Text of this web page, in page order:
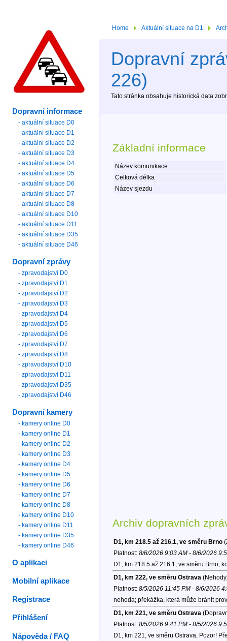
Home Aktuální situace na D1
Dopravní
226)
Tato stránka obsahuje historická data
Základní informace
Název komunikace
Celková délka
Název sjezdu
Archiv dopravních
D1, km 218.5 až 216.1, ve směru Brno
Platnost: 8/6/2026 9:03 AM - 8/6/2026
D1, km 218.5 až 216.1, ve směru Brno,
D1, km 222, ve směru Ostrava
Platnost: 8/5/2026 11:45 PM - 8/6/2026
nehoda; překážka, která může bránit
D1, km 221, ve směru Ostrava
Platnost: 8/5/2026 9:41 PM - 8/5/2026
D1, km 221, ve směru Ostrava, Pozor!
Dopravní informace
- aktuální situace D0
- aktuální situace D1
- aktuální situace D2
- aktuální situace D3
- aktuální situace D4
- aktuální situace D5
- aktuální situace D6
- aktuální situace D7
- aktuální situace D8
- aktuální situace D10
- aktuální situace D11
- aktuální situace D35
- aktuální situace D46
Dopravní zprávy
- zpravodajství D0
- zpravodajství D1
- zpravodajství D2
- zpravodajství D3
- zpravodajství D4
- zpravodajství D5
- zpravodajství D6
- zpravodajství D7
- zpravodajství D8
- zpravodajství D10
- zpravodajství D11
- zpravodajství D35
- zpravodajství D46
Dopravní kamery
- kamery online D0
- kamery online D1
- kamery online D2
- kamery online D3
- kamery online D4
- kamery online D5
- kamery online D6
- kamery online D7
- kamery online D8
- kamery online D10
- kamery online D11
- kamery online D35
- kamery online D46
O aplikaci
Mobilní aplikace
Registrace
Přihlášení
Nápověda / FAQ